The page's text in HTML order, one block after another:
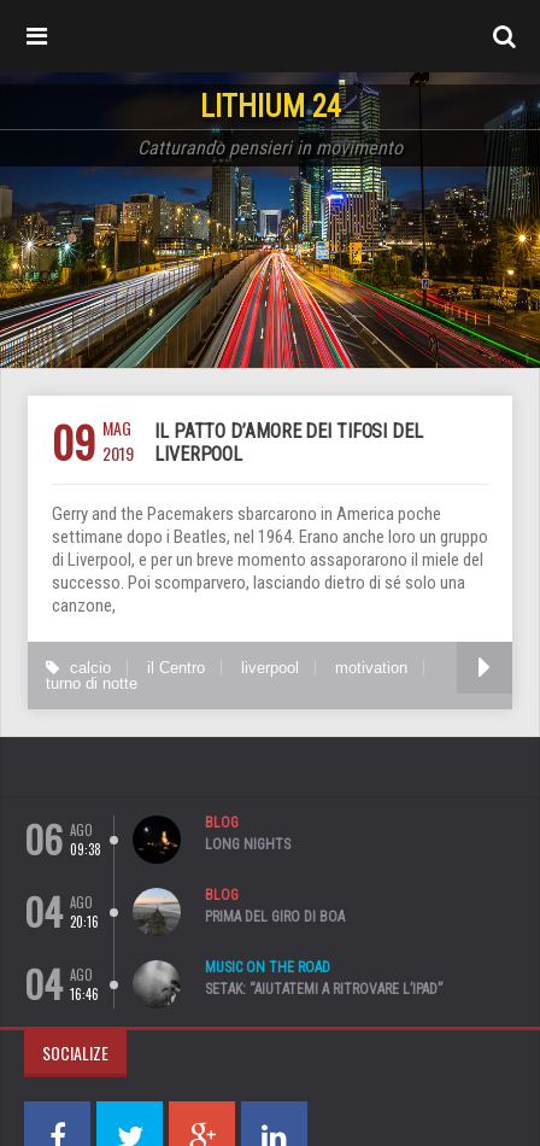
LITHIUM 24
Catturando pensieri in movimento
09 MAG
2019
IL PATTO D’AMORE DEI TIFOSI DEL
LIVERPOOL
Gerry and the Pacemakers sbarcarono in America poche
settimane dopo i Beatles, nel 1964. Erano anche loro un gruppo
di Liverpool, e per un breve momento assaporarono il miele del
successo. Poi scomparvero, lasciando dietro di sé solo una
canzone,
calcio il Centro liverpool
motivation
turno di notte
06 AGO
09:38
BLOG
LONG NIGHTS
04 AGO
20:16
BLOG
PRIMA DEL GIRO DI BOA
04 AGO
16:46
MUSIC ON THE ROAD
SETAK: “AIUTATEMI A RITROVARE L’IPAD”
SOCIALIZE